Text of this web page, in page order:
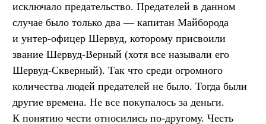
исключало предательство. Предателей в данном
случае было только два — капитан Майборода
и унтер-офицер Шервуд, которому присвоили
звание Шервуд-Верный (хотя все называли его
Шервуд-Скверный). Так что среди огромного
количества людей предателей не было. Тогда были
другие времена. Не все покупалось за деньги.
К понятию чести относились по-другому. Честь